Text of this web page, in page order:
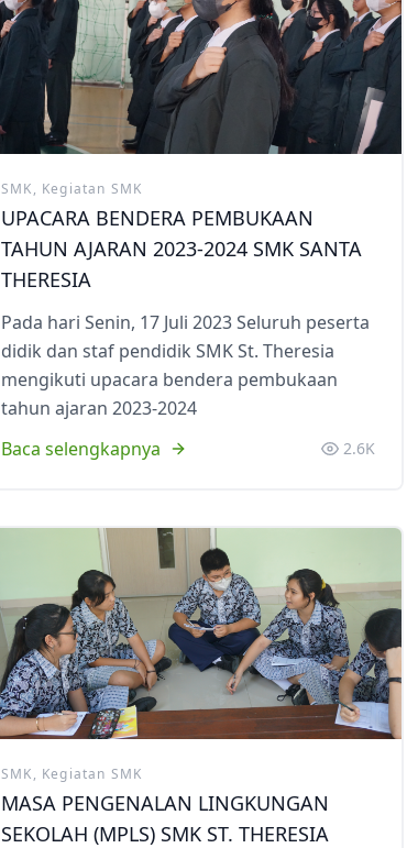
Pelindung sekolah Santa
Theresia
Theresia dari kanak-kanak Yesus
adalah Santa pelindung dari
Kampus Ursulin Santa Theresia
Ekstrakurikuler
Pengumuman Kelulusan SD
Ekstrakurikuler
SMK, Kegiatan SMK
UPACARA BENDERA PEMBUKAAN
TAHUN AJARAN 2023-2024 SMK SANTA
THERESIA
Pada hari Senin, 17 Juli 2023 Seluruh peserta
didik dan staf pendidik SMK St. Theresia
mengikuti upacara bendera pembukaan
tahun ajaran 2023-2024
Baca selengkapnya
2.6K
SMK, Kegiatan SMK
MASA PENGENALAN LINGKUNGAN
SEKOLAH (MPLS) SMK ST. THERESIA